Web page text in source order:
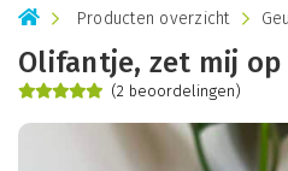
Producten overzicht
Olifantje, zet mij op
(2 beoordelingen)